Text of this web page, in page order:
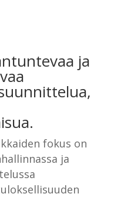
ja
fokus on
ja